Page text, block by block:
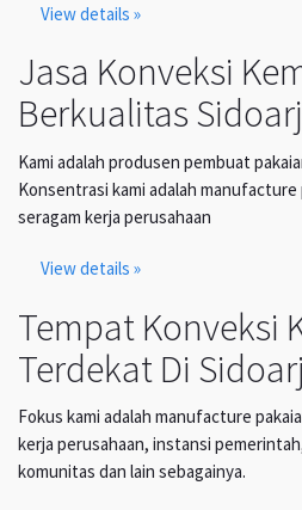
View details »
Jasa Konveksi
Berkualitas
Kami adalah produsen pembuat
Konsentrasi kami adalah
seragam kerja perusahaan
View details »
Tempat Konveksi
Terdekat Di
Fokus kami adalah manufacture
kerja perusahaan, instansi
komunitas dan lain sebagainya.